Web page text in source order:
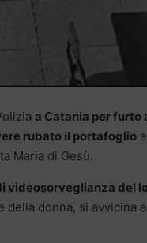
a Catania per furto
rubato il portafoglio
Maria di Gesù.
videosorveglianza del
donna, si avvicina